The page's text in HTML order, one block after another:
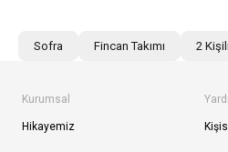
Sofra Fincan Takımı 2
Kurumsal
Hikayemiz